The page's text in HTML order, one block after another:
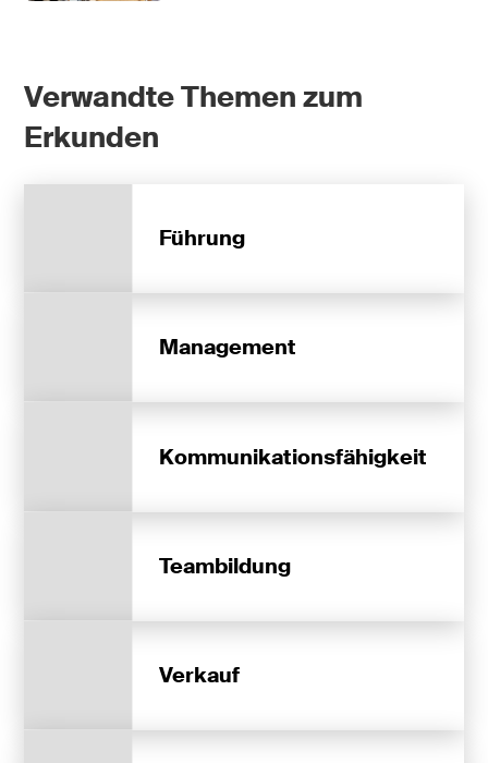
Verwandte Themen zum
Erkunden
Führung
Management
Kommunikationsfähigkeit
Teambildung
Verkauf